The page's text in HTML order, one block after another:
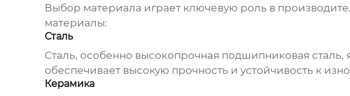
Выбор материала играет ключевую роль в
материалы:
Сталь
Сталь, особенно высокопрочная подшипниковая
обеспечивает высокую прочность и устойчивость к
Керамика